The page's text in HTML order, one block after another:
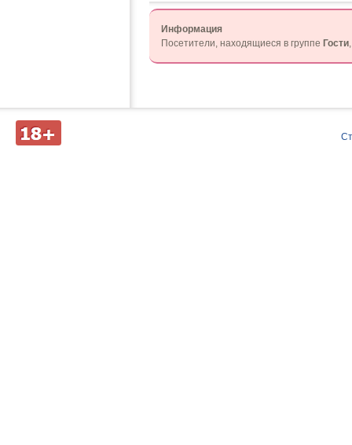
Информация
Посетители, находящиеся в группе Гости